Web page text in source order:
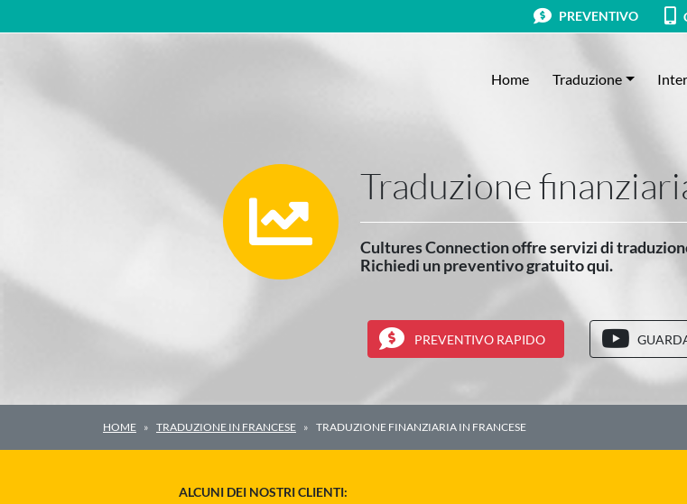
PREVENTIVO
Home Traduzione
Traduzione
Cultures Connection offre servizi di
Richiedi un preventivo gratuito qui.
PREVENTIVO RAPIDO
HOME TRADUZIONE IN FRANCESE TRADUZIONE FINANZIARIA IN FRANCESE
ALCUNI DEI NOSTRI CLIENTI: